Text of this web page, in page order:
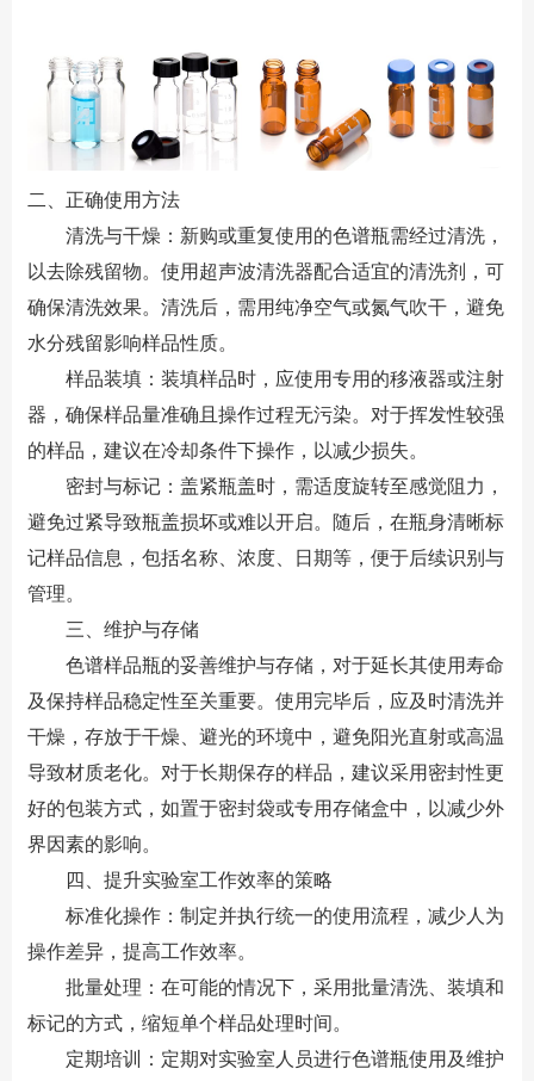
二、正确使用方法
清洗与干燥：新购或重复使用的色谱瓶需经过清洗，
以去除残留物。使用超声波清洗器配合适宜的清洗剂，可
确保清洗效果。清洗后，需用纯净空气或氮气吹干，避免
水分残留影响样品性质。
样品装填：装填样品时，应使用专用的移液器或注射
器，确保样品量准确且操作过程无污染。对于挥发性较强
的样品，建议在冷却条件下操作，以减少损失。
密封与标记：盖紧瓶盖时，需适度旋转至感觉阻力，
避免过紧导致瓶盖损坏或难以开启。随后，在瓶身清晰标
记样品信息，包括名称、浓度、日期等，便于后续识别与
管理。
三、维护与存储
色谱样品瓶的妥善维护与存储，对于延长其使用寿命
及保持样品稳定性至关重要。使用完毕后，应及时清洗并
干燥，存放于干燥、避光的环境中，避免阳光直射或高温
导致材质老化。对于长期保存的样品，建议采用密封性更
好的包装方式，如置于密封袋或专用存储盒中，以减少外
界因素的影响。
四、提升实验室工作效率的策略
标准化操作：制定并执行统一的使用流程，减少人为
操作差异，提高工作效率。
批量处理：在可能的情况下，采用批量清洗、装填和
标记的方式，缩短单个样品处理时间。
定期培训：定期对实验室人员进行色谱瓶使用及维护